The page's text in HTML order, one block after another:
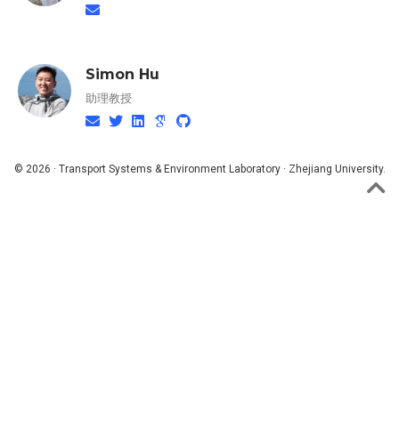
Simon Hu
助理教授
© 2026 · Transport Systems & Environment Laboratory · Zhejiang University.